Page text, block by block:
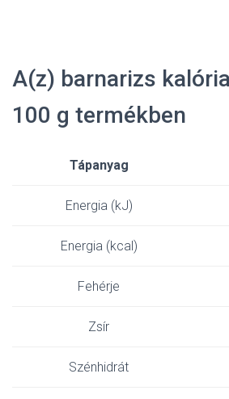
A(z) barnarizs
100 g termékben
Tápanyag
Energia (kJ)
Energia (kcal)
Fehérje
Zsír
Szénhidrát